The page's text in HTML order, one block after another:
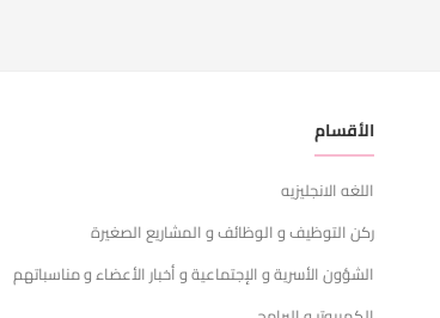
الأقسام
اللغه الانجليزيه
ركن التوظيف و الوظائف و المشاريع الصغيرة
الشؤون الأسرية و الإجتماعية و أخبار الأعضاء و مناسباتهم